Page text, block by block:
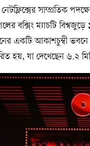
নেটফ্লিক্সের সাম্প্রতিক
বক্সিং ম্যাচটি
একটি আকাশচুম্বী ভবনে
হয়, যা দেখেছেন ৬.২